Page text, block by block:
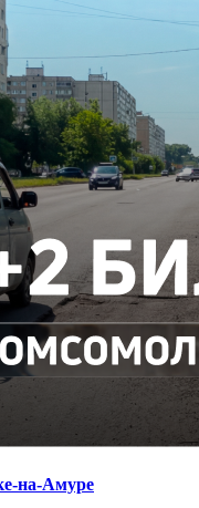
на-Амуре